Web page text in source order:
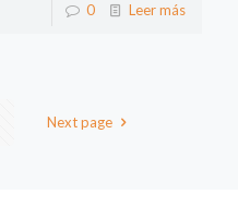
0 Leer más
Next page